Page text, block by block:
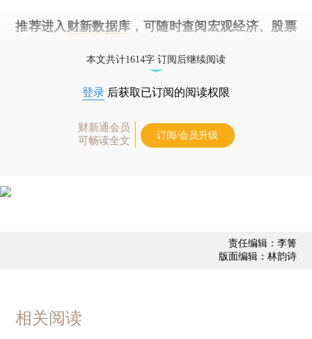
推荐进入 财新数据库 ，可随时查阅宏观经济、股票
本文共计1614字 订阅后继续阅读
登录 后获取已订阅的阅读权限
财新通会员
可畅读全文
订阅/会员升级
责任编辑：李箐
版面编辑：林韵诗
相关阅读